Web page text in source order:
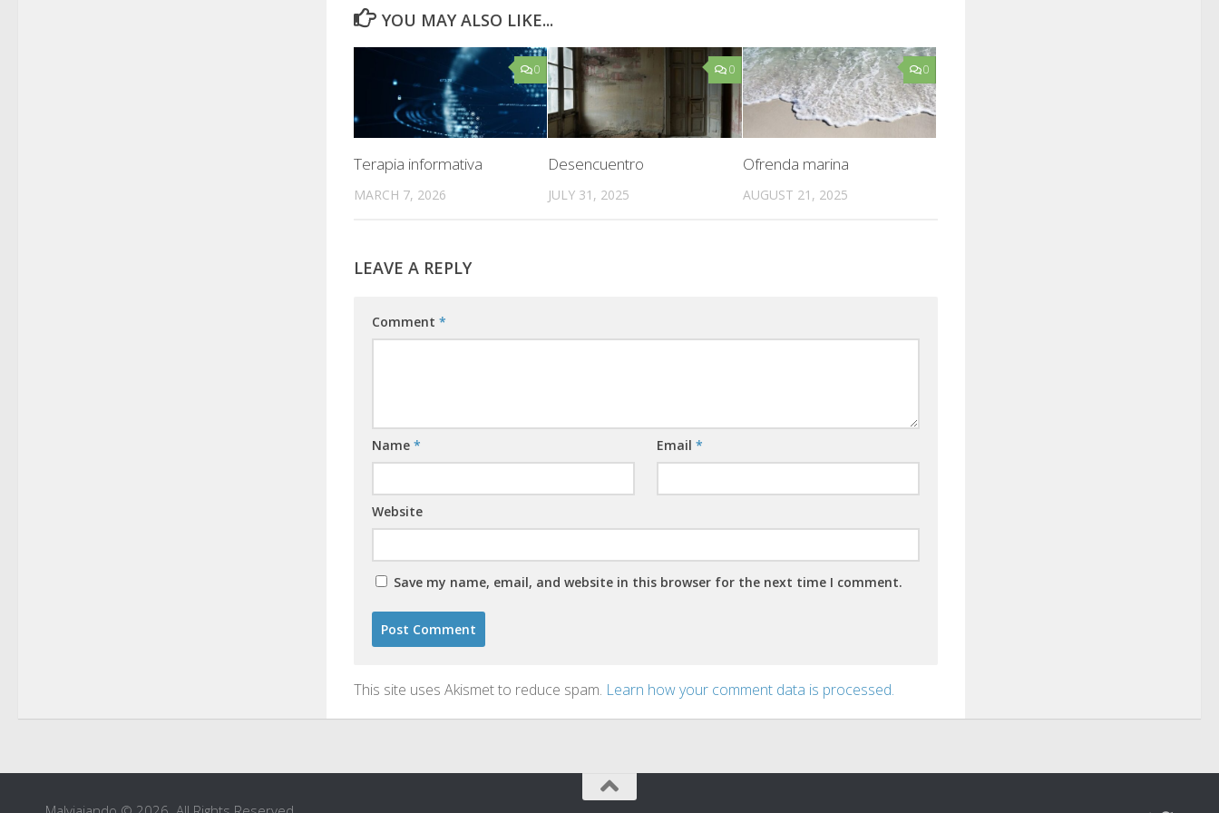
YOU MAY ALSO LIKE...
0
Terapia informativa
MARCH 7, 2026
0
Desencuentro
JULY 31, 2025
0
Ofrenda marina
AUGUST 21, 2025
LEAVE A REPLY
Comment *
Name * Email*
Website
Save my name, email, and website in this browser for the next time I comment.
This site uses Akismet to reduce spam. Learn how your comment data is processed.